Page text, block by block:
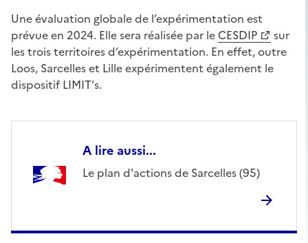
Une évaluation globale de l’expérimentation est
prévue en 2024. Elle sera réalisée par le CESDIP
sur
les trois territoires d’expérimentation. En effet, outre
Loos, Sarcelles et Lille expérimentent également le
dispositif LIMIT’s.
A lire aussi...
Le plan d'actions de Sarcelles (95)